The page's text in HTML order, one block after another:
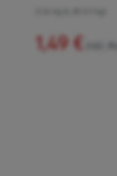
1,49 €